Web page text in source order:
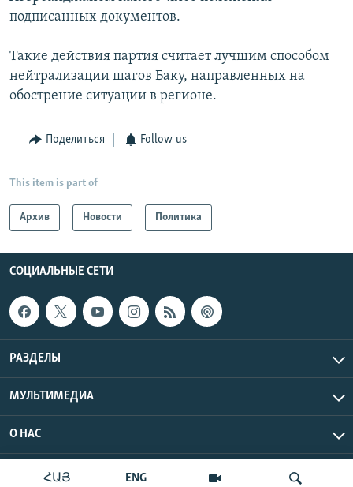
ՀԱՅ ENG
подписанных документов.
Такие действия партия считает лучшим способом
нейтрализации шагов Баку, направленных на
обострение ситуации в регионе.
Поделиться Follow us
This item is part of
Архив Новости Политика
СОЦИАЛЬНЫЕ СЕТИ
РАЗДЕЛЫ
МУЛЬТИМЕДИА
О НАС
Радио Азатутюн © 2026 RFE/RL, Inc. Все права защищены.